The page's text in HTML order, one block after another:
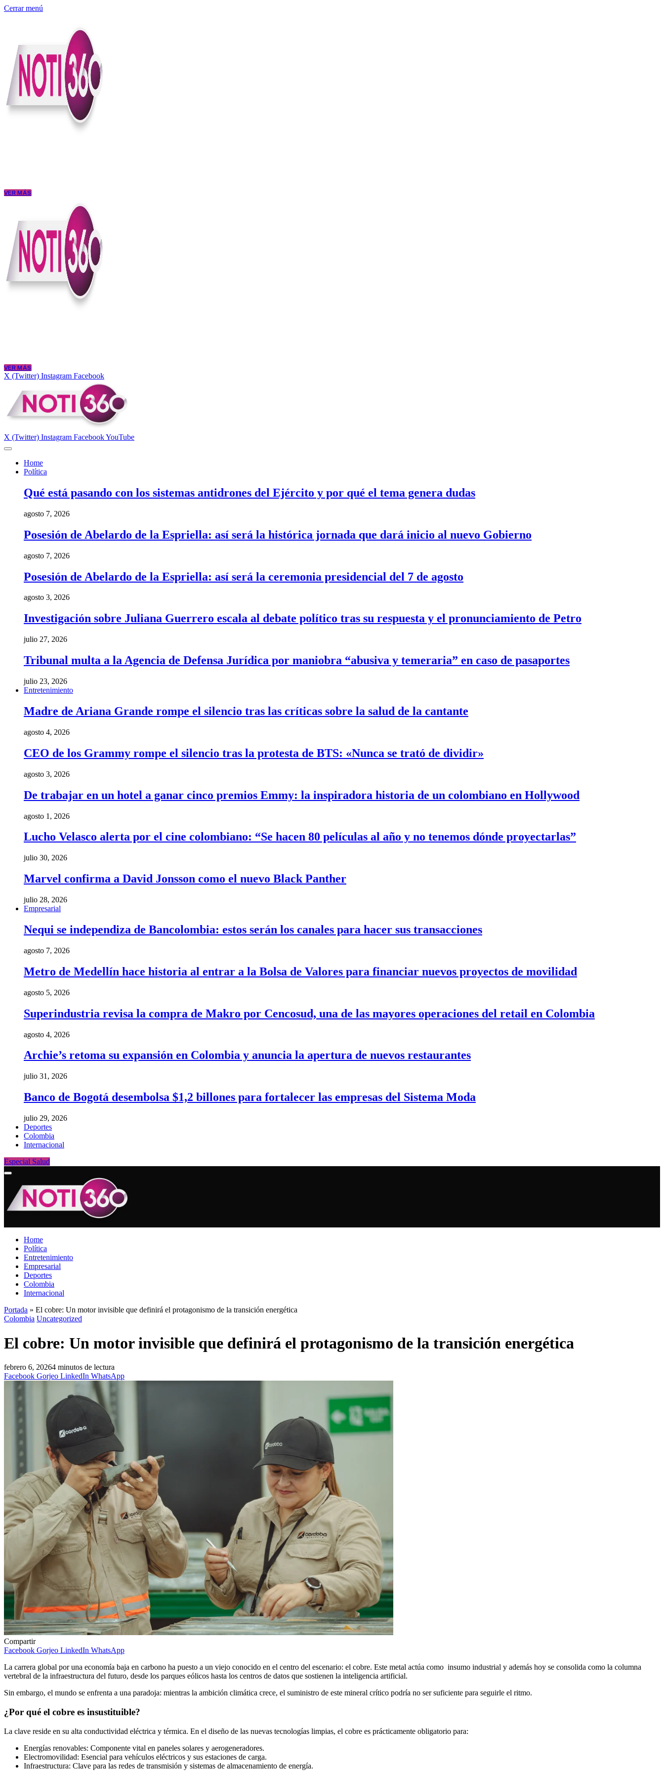
Cerrar menú
VER MÁS
VER MÁS
X (Twitter) Instagram Facebook
X (Twitter) Instagram FacebookYouTube
Home
Política
Qué está pasando con los sistemas antidrones del Ejército y por qué el tema genera dudas
agosto 7, 2026
Posesión de Abelardo de la Espriella: así será la histórica jornada que dará inicio al nuevo Gobierno
agosto 7, 2026
Posesión de Abelardo de la Espriella: así será la ceremonia presidencial del 7 de agosto
agosto 3, 2026
Investigación sobre Juliana Guerrero escala al debate político tras su respuesta y el pronunciamiento de Petro
julio 27, 2026
Tribunal multa a la Agencia de Defensa Jurídica por maniobra “abusiva y temeraria” en caso de pasaportes
julio 23, 2026
Entretenimiento
Madre de Ariana Grande rompe el silencio tras las críticas sobre la salud de la cantante
agosto 4, 2026
CEO de los Grammy rompe el silencio tras la protesta de BTS: «Nunca se trató de dividir»
agosto 3, 2026
De trabajar en un hotel a ganar cinco premios Emmy: la inspiradora historia de un colombiano en Hollywood
agosto 1, 2026
Lucho Velasco alerta por el cine colombiano: “Se hacen 80 películas al año y no tenemos dónde proyectarlas”
julio 30, 2026
Marvel confirma a David Jonsson como el nuevo Black Panther
julio 28, 2026
Empresarial
Nequi se independiza de Bancolombia: estos serán los canales para hacer sus transacciones
agosto 7, 2026
Metro de Medellín hace historia al entrar a la Bolsa de Valores para financiar nuevos proyectos de movilidad
agosto 5, 2026
Superindustria revisa la compra de Makro por Cencosud, una de las mayores operaciones del retail en Colombia
agosto 4, 2026
Archie’s retoma su expansión en Colombia y anuncia la apertura de nuevos restaurantes
julio 31, 2026
Banco de Bogotá desembolsa $1,2 billones para fortalecer las empresas del Sistema Moda
julio 29, 2026
Deportes
Colombia
Internacional
Especial Salud
Home
Política
Entretenimiento
Empresarial
Deportes
Colombia
Internacional
Portada » El cobre: Un motor invisible que definirá el protagonismo de la transición energética
Colombia Uncategorized
El cobre: Un motor invisible que definirá el protagonismo de la transición energética
febrero 6, 20264 minutos de lectura
Facebook Gorjeo LinkedIn WhatsApp
Compartir
Facebook Gorjeo LinkedIn WhatsApp
La carrera global por una economía baja en carbono ha puesto a un viejo conocido en el centro del escenario: el cobre. Este metal actúa como insumo industrial y además hoy se consolida como la columna
vertebral de la infraestructura del futuro, desde los parques eólicos hasta los centros de datos que sostienen la inteligencia artificial.
Sin embargo, el mundo se enfrenta a una paradoja: mientras la ambición climática crece, el suministro de este mineral crítico podría no ser suficiente para seguirle el ritmo.
¿Por qué el cobre es insustituible?
La clave reside en su alta conductividad eléctrica y térmica. En el diseño de las nuevas tecnologías limpias, el cobre es prácticamente obligatorio para:
Energías renovables: Componente vital en paneles solares y aerogeneradores.
Electromovilidad: Esencial para vehículos eléctricos y sus estaciones de carga.
Infraestructura: Clave para las redes de transmisión y sistemas de almacenamiento de energía.